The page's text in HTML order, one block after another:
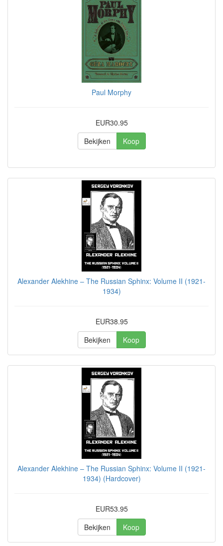
Paul Morphy
EUR30.95
Bekijken
Koop
Alexander Alekhine – The Russian Sphinx: Volume II (1921-
1934)
EUR38.95
Bekijken
Koop
Alexander Alekhine – The Russian Sphinx: Volume II (1921-
1934) (Hardcover)
EUR53.95
Bekijken
Koop